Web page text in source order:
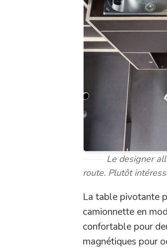
Le designer
route. Plutôt
La table pivotante
camionnette en
confortable pour
magnétiques pour